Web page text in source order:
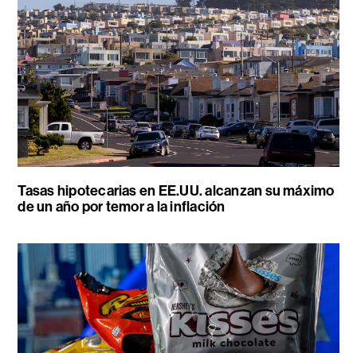
Tasas hipotecarias en EE.UU. alcanzan su máximo
de un año por temor a la inflación